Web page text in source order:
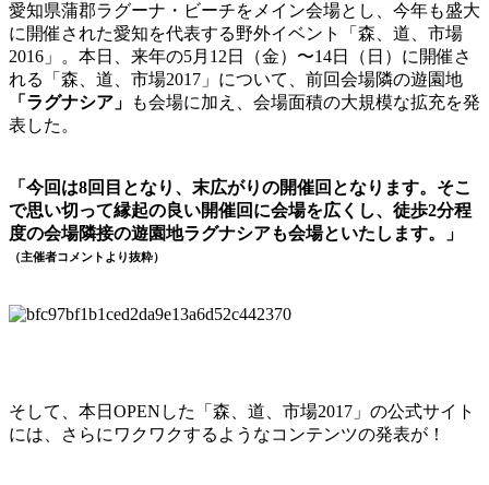
愛知県蒲郡ラグーナ・ビーチをメイン会場とし、今年も盛大
に開催された愛知を代表する野外イベント「森、道、 市場
2016」。本日、来年の5月12日（金）〜14日（日）に開催さ
れる「森、道、市場2017」について、前回会場隣の遊園地
「ラグナシア」
も会場に加え、会場面積の大規模な拡充を発
表した。
「今回は8回目となり、 末広がりの開催回となります。そこ
で思い切って縁起の良い開催回に会場を広くし、 徒歩2分程
度の会場隣接の遊園地ラグナシアも会場といたします。」
（主催者コメントより抜粋）
そして、本日OPENした「森、道、市場2017」の公式サイト
には、さらにワクワクするようなコンテンツの発表が！